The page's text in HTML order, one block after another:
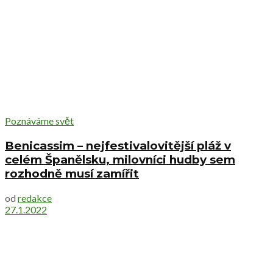
Poznáváme svět
Benicassim – nejfestivalovitější pláž v
celém Španělsku, milovníci hudby sem
rozhodně musí zamířit
od redakce
27.1.2022